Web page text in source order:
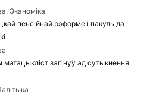
Эканоміка
пенсійнай рэформе і пакуль да
загінуў ад сутыкнення